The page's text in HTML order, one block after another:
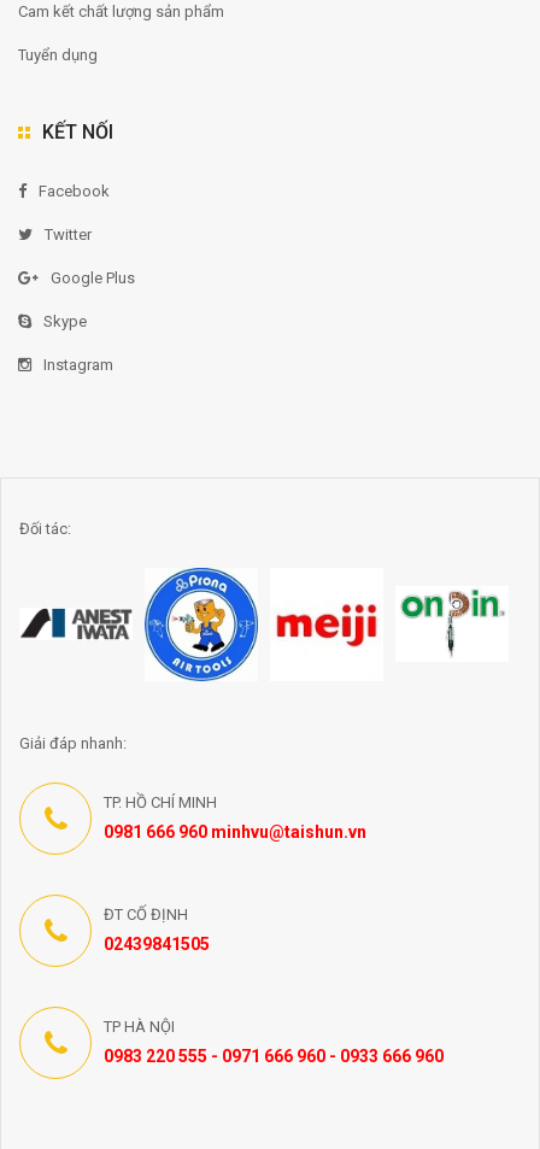
Cam kết chất lượng sản phẩm
Tuyển dụng
KẾT NỐI
Facebook
Twitter
Google Plus
Skype
Instagram
Đối tác:
Giải đáp nhanh:
TP. HỒ CHÍ MINH
0981 666 960 minhvu@taishun.vn
ĐT CỐ ĐỊNH
02439841505
TP HÀ NỘI
0983 220 555 - 0971 666 960 - 0933 666 960